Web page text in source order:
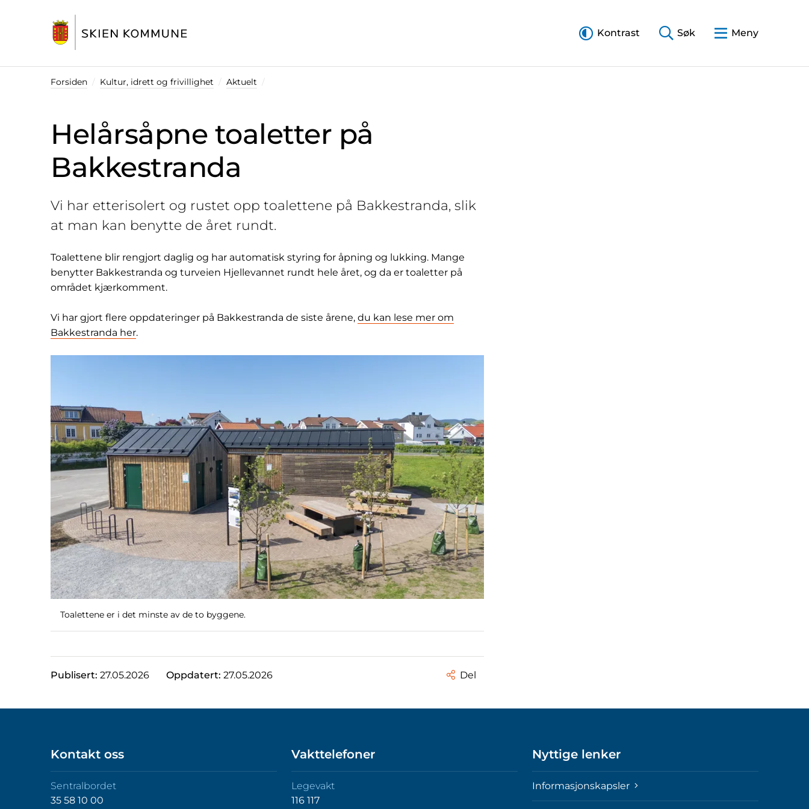
Kontrast Søk Meny
Forsiden Kultur, idrett og frivillighet Aktuelt
Helårsåpne toaletter på
Bakkestranda
Vi har etterisolert og rustet opp toalettene på Bakkestranda, slik
at man kan benytte de året rundt.
Toalettene blir rengjort daglig og har automatisk styring for åpning og lukking. Mange
benytter Bakkestranda og turveien Hjellevannet rundt hele året, og da er toaletter på
området kjærkomment.
Vi har gjort flere oppdateringer på Bakkestranda de siste årene, du kan lese mer om
Bakkestranda her.
Toalettene er i det minste av de to byggene.
Publisert: 27.05.2026 Oppdatert: 27.05.2026 Del
Kontakt oss
Sentralbordet
35 58 10 00
Vakttelefoner
Legevakt
116 117
Nyttige lenker
Informasjonskapsler